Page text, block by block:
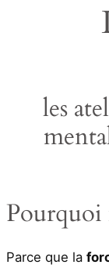
les
Pourquoi
Parce que la